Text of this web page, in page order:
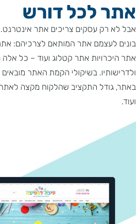
אתר לכל דורש
אבל לא רק עסקים צריכים אתר אינטרנט.
בונים לעצמם אתר המותאם לצרכיהם:
אתר היכרויות אתר קטלוג ועוד – כל
ולדרישותיו. בשיקולי הקמת האתר
באתר, גודל התקציב שהלקוח מקצה
ועוד.